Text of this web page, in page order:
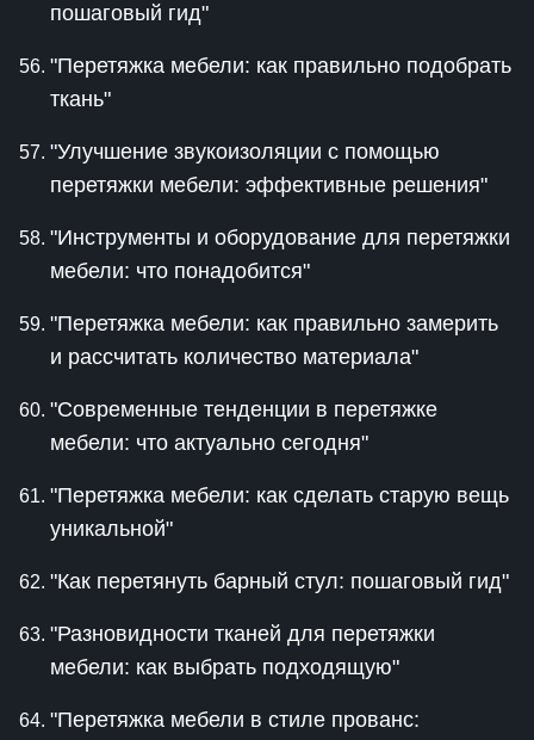
пошаговый гид"
"Перетяжка мебели: как правильно подобрать
ткань"
"Улучшение звукоизоляции с помощью
перетяжки мебели: эффективные решения"
"Инструменты и оборудование для перетяжки
мебели: что понадобится"
"Перетяжка мебели: как правильно замерить
и рассчитать количество материала"
"Современные тенденции в перетяжке
мебели: что актуально сегодня"
"Перетяжка мебели: как сделать старую вещь
уникальной"
"Как перетянуть барный стул: пошаговый гид"
"Разновидности тканей для перетяжки
мебели: как выбрать подходящую"
"Перетяжка мебели в стиле прованс: